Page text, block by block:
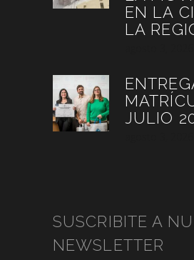
EN LA
LA
JULIO
SUSCRIBITE A
NEWSLETTER